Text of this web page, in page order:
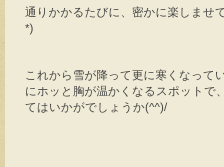
通りかかるたびに、密かに楽しませ
*)
これから雪が降って更に寒くなって
にホッと胸が温かくなるスポットで
てはいかがでしょうか(^^)/